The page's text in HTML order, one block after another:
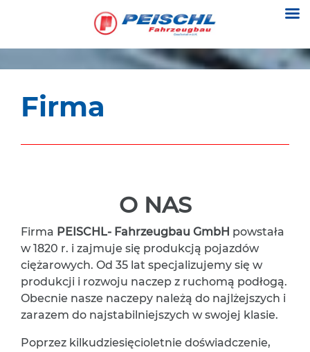
Firma
O NAS
Firma PEISCHL- Fahrzeugbau GmbH powstała
w 1820 r. i zajmuje się produkcją pojazdów
ciężarowych. Od 35 lat specjalizujemy się w
produkcji i rozwoju naczep z ruchomą podłogą.
Obecnie nasze naczepy należą do najlżejszych i
zarazem do najstabilniejszych w swojej klasie.
Poprzez kilkudziesięcioletnie doświadczenie,